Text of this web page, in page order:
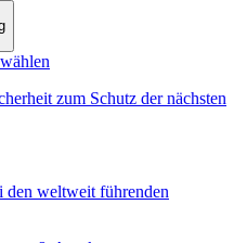
zum Schutz der nächsten
den weltweit führenden